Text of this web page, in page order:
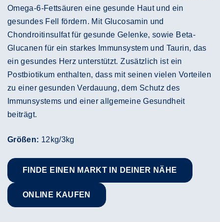
Omega-6-Fettsäuren eine gesunde Haut und ein
gesundes Fell fördern. Mit Glucosamin und
Chondroitinsulfat für gesunde Gelenke, sowie Beta-
Glucanen für ein starkes Immunsystem und Taurin, das
ein gesundes Herz unterstützt. Zusätzlich ist ein
Postbiotikum enthalten, dass mit seinen vielen Vorteilen
zu einer gesunden Verdauung, dem Schutz des
Immunsystems und einer allgemeine Gesundheit
beiträgt.
Größen: 12kg/3kg
FINDE EINEN MARKT IN DEINER NÄHE
ONLINE KAUFEN